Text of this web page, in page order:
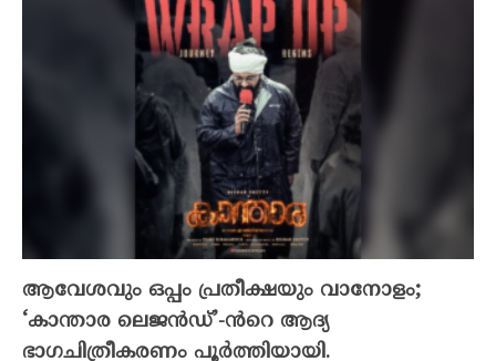
ആവേശവും ഒപ്പം പ്രതീക്ഷയും വാനോളം;
‘കാന്താര ലെജൻഡ്’-ൻറെ ആദ്യ
ഭാഗചിത്രീകരണം പൂർത്തിയായി.